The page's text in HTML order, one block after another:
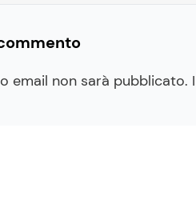
email non sarà pubblicato.